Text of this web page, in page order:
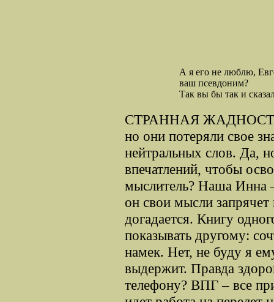
А я его не люблю,
ваш псевдоним?
Так вы бы так и
СТРАННАЯ ЖАДНОСТЬ.
но они потеряли свое
нейтральных слов. Да,
впечатлений, чтобы
мыслитель? Наша Инна
он свои мысли запрячет
догадается. Книгу
показывать другому:
намек. Нет, не буду я
выдержит. Правда
телефону? ВПГ – все